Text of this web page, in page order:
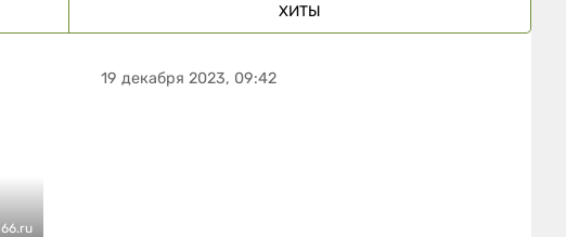
ХИТЫ
66.ru
19 декабря 2023, 09:42